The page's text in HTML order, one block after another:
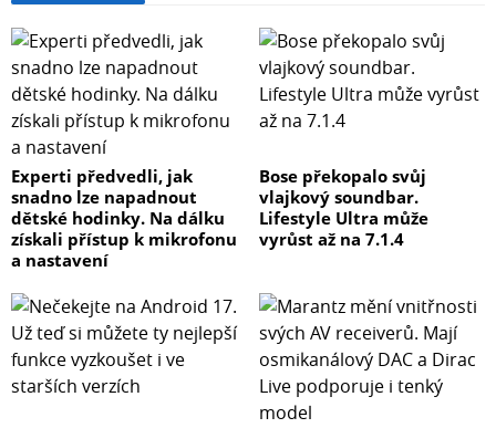
Experti předvedli, jak
snadno lze napadnout
dětské hodinky. Na dálku
získali přístup k mikrofonu
a nastavení
Bose překopalo svůj
vlajkový soundbar.
Lifestyle Ultra může
vyrůst až na 7.1.4